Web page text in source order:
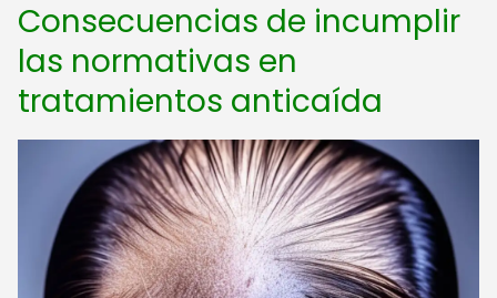
Consecuencias de incumplir
las normativas en
tratamientos anticaída